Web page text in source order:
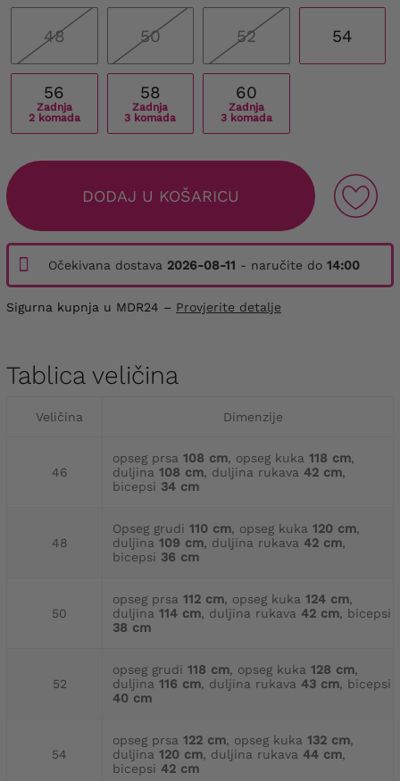
48 50 52 54
56
Zadnja
2 komada
58
Zadnja
3 komada
60
Zadnja
3 komada
DODAJ U KOŠARICU
Očekivana dostava 2026-08-11 - naručite do 14:00
Sigurna kupnja u MDR24 – Provjerite detalje
Tablica veličina
Veličina Dimenzije
46
opseg prsa 108 cm, opseg kuka 118 cm,
duljina 108 cm, duljina rukava 42 cm,
bicepsi 34 cm
48
Opseg grudi 110 cm, opseg kuka 120 cm,
duljina 109 cm, duljina rukava 42 cm,
bicepsi 36 cm
50
opseg prsa 112 cm, opseg kuka 124 cm,
duljina 114 cm, duljina rukava 42 cm, bicepsi
38 cm
52
opseg grudi 118 cm, opseg kuka 128 cm,
duljina 116 cm, duljina rukava 43 cm, bicepsi
40 cm
54
opseg prsa 122 cm, opseg kuka 132 cm,
duljina 120 cm, duljina rukava 44 cm,
bicepsi 42 cm